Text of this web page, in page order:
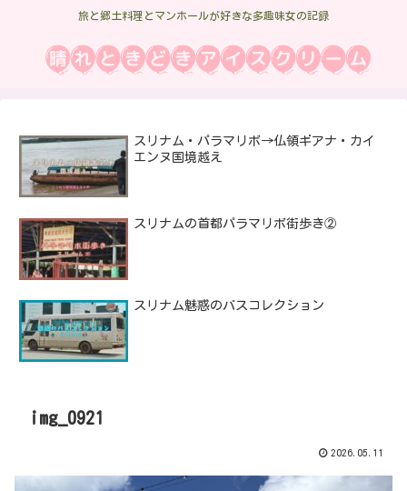
旅と郷土料理とマンホールが好きな多趣味女の記録
スリナム・パラマリボ→仏領ギアナ・カイ
エンヌ国境越え
スリナムの首都パラマリボ街歩き②
スリナム魅惑のバスコレクション
img_0921
2026.05.11